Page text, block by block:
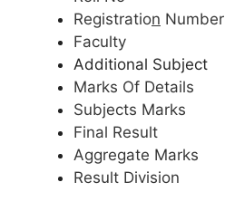
Registration Number
Faculty
Additional Subject
Marks Of Details
Subjects Marks
Final Result
Aggregate Marks
Result Division